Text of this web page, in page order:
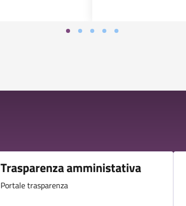
Trasparenza amministativa
Portale trasparenza